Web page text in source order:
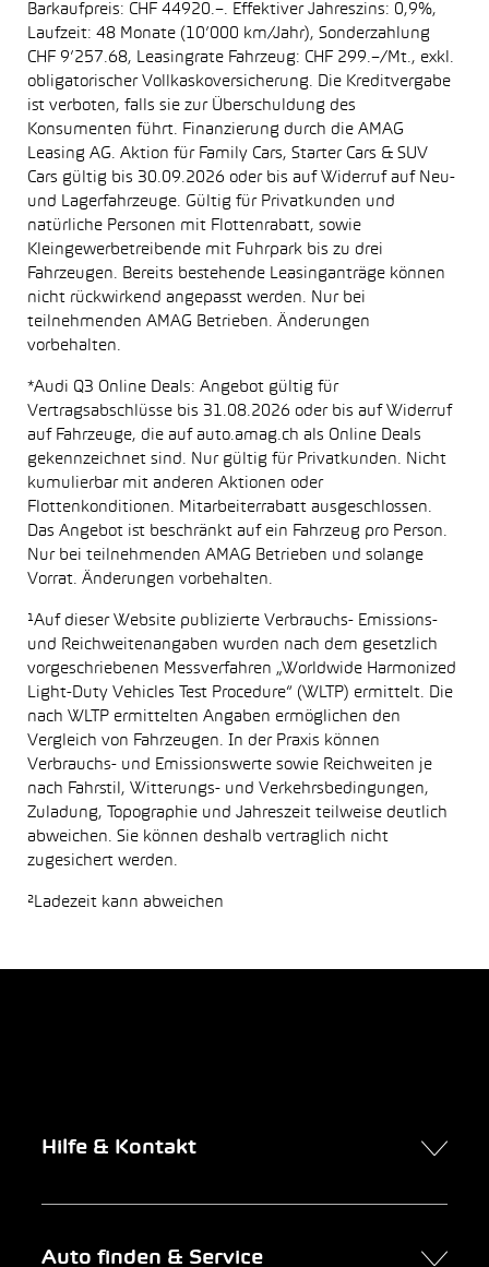
Barkaufpreis: CHF 44920.–. Effektiver Jahreszins: 0,9%,
Laufzeit: 48 Monate (10’000 km/Jahr), Sonderzahlung
CHF 9’257.68, Leasingrate Fahrzeug: CHF 299.–/Mt., exkl.
obligatorischer Vollkaskoversicherung. Die Kreditvergabe
ist verboten, falls sie zur Überschuldung des
Konsumenten führt. Finanzierung durch die AMAG
Leasing AG. Aktion für Family Cars, Starter Cars & SUV
Cars gültig bis 30.09.2026 oder bis auf Widerruf auf Neu-
und Lagerfahrzeuge. Gültig für Privatkunden und
natürliche Personen mit Flottenrabatt, sowie
Kleingewerbetreibende mit Fuhrpark bis zu drei
Fahrzeugen. Bereits bestehende Leasinganträge können
nicht rückwirkend angepasst werden. Nur bei
teilnehmenden AMAG Betrieben. Änderungen
vorbehalten.
*Audi Q3 Online Deals: Angebot gültig für
Vertragsabschlüsse bis 31.08.2026 oder bis auf Widerruf
auf Fahrzeuge, die auf auto.amag.ch als Online Deals
gekennzeichnet sind. Nur gültig für Privatkunden. Nicht
kumulierbar mit anderen Aktionen oder
Flottenkonditionen. Mitarbeiterrabatt ausgeschlossen.
Das Angebot ist beschränkt auf ein Fahrzeug pro Person.
Nur bei teilnehmenden AMAG Betrieben und solange
Vorrat. Änderungen vorbehalten.
¹Auf dieser Website publizierte Verbrauchs- Emissions-
und Reichweitenangaben wurden nach dem gesetzlich
vorgeschriebenen Messverfahren „Worldwide Harmonized
Light-Duty Vehicles Test Procedure“ (WLTP) ermittelt. Die
nach WLTP ermittelten Angaben ermöglichen den
Vergleich von Fahrzeugen. In der Praxis können
Verbrauchs- und Emissionswerte sowie Reichweiten je
nach Fahrstil, Witterungs- und Verkehrsbedingungen,
Zuladung, Topographie und Jahreszeit teilweise deutlich
abweichen. Sie können deshalb vertraglich nicht
zugesichert werden.
²Ladezeit kann abweichen
Hilfe & Kontakt
Auto finden & Service